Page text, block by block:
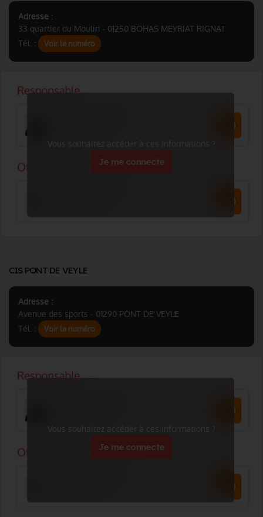
Adresse :
33 quartier du Moulin - 01250 BOHAS MEYRIAT RIGNAT
Tél. :
Voir le numéro
Vous souhaitez accéder à ces informations ?
Je me connecte
CIS PONT DE VEYLE
Adresse :
Avenue des sports - 01290 PONT DE VEYLE
Tél. :
Voir le numéro
Vous souhaitez accéder à ces informations ?
Je me connecte